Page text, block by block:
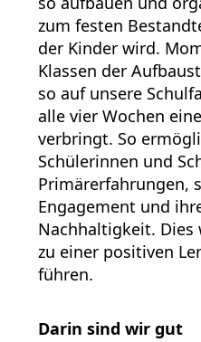
zum festen
der Kinder wird.
Klassen der
so auf unsere
alle vier Wochen
verbringt. So
Schülerinnen und
Primärerfahrungen,
Engagement und
Nachhaltigkeit. Dies
zu einer positiven
führen.
Darin sind wir gut